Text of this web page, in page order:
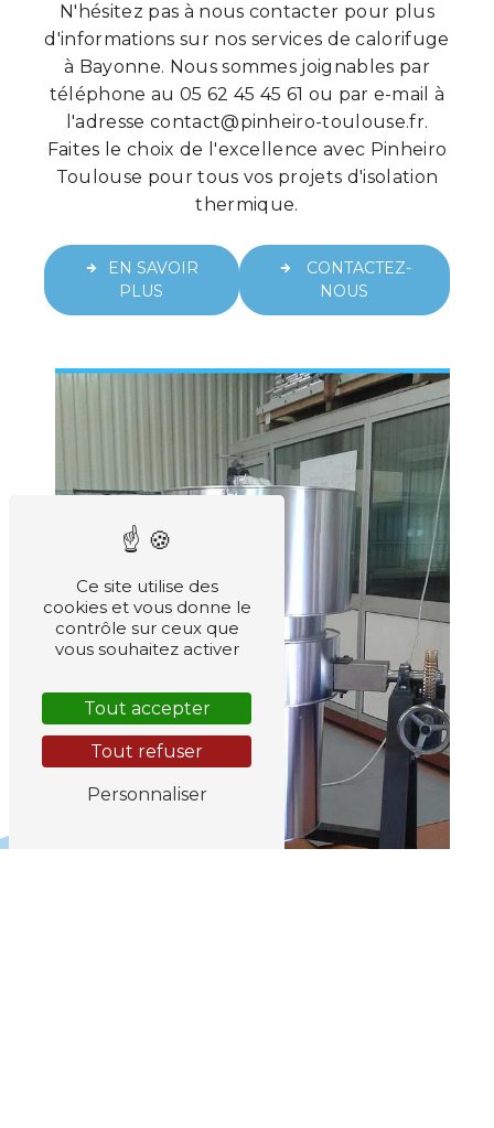
N'hésitez pas à nous contacter pour plus
d'informations sur nos services de calorifuge
à Bayonne. Nous sommes joignables par
téléphone au 05 62 45 45 61 ou par e-mail à
l'adresse contact@pinheiro-toulouse.fr.
Faites le choix de l'excellence avec Pinheiro
Toulouse pour tous vos projets d'isolation
thermique.
EN SAVOIR
PLUS
CONTACTEZ-
NOUS
Ce site utilise des
cookies et vous donne le
contrôle sur ceux que
vous souhaitez activer
Tout accepter
Tout refuser
Personnaliser